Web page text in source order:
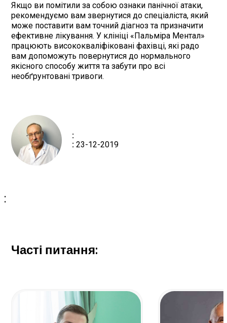
Якщо ви помітили за собою ознаки панічної атаки,
рекомендуємо вам звернутися до спеціаліста, який
може поставити вам точний діагноз та призначити
ефективне лікування. У клініці «Пальміра Ментал»
працюють висококваліфіковані фахівці, які радо
вам допоможуть повернутися до нормального
якісного способу життя та забути про всі
необґрунтовані тривоги.
:
:23-12-2019
:
Часті питання: